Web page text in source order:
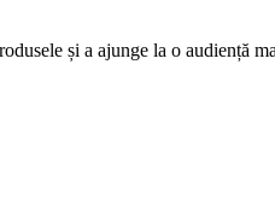
și a ajunge la o audiență